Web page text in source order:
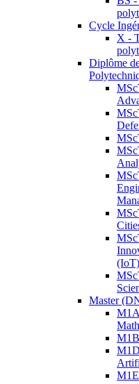
Cycle
X -
Diplôme
(IoT)
Master